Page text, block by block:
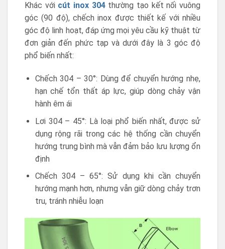
Khác với cút inox 304thường tạo kết nối vuông
góc (90 độ), chếch inox được thiết kế với nhiều
góc độ linh hoạt, đáp ứng mọi yêu cầu kỹ thuật từ
đơn giản đến phức tạp và dưới đây là 3 góc độ
phổ biến nhất:
Chếch 304 – 30°: Dùng để chuyển hướng nhẹ,
hạn chế tổn thất áp lực, giúp dòng chảy vận
hành êm ái
Lơi 304 – 45°: Là loại phổ biến nhất, được sử
dụng rộng rãi trong các hệ thống cần chuyển
hướng trung bình mà vẫn đảm bảo lưu lượng ổn
định
Chếch 304 – 65°: Sử dụng khi cần chuyển
hướng mạnh hơn, nhưng vẫn giữ dòng chảy trơn
tru, tránh nhiễu loạn